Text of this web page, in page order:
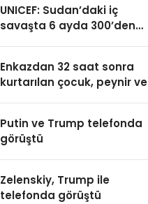
UNICEF: Sudan’daki iç
savaşta 6 ayda 300’den
Enkazdan 32 saat sonra
kurtarılan çocuk, peynir ve
Putin ve Trump telefonda
görüştü
Zelenskiy, Trump ile
telefonda görüştü